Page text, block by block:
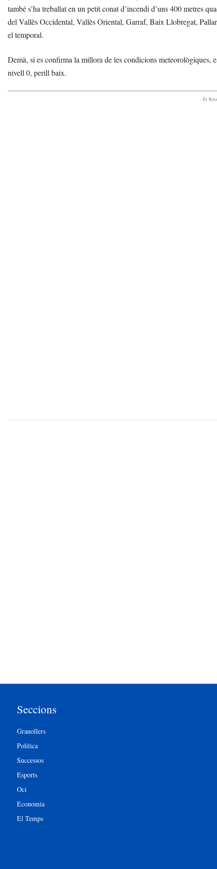
també s’ha treballat en un petit conat d’incendi d’uns 400 metres
del Vallès Occidental, Vallès Oriental, Garraf, Baix Llobregat,
el temporal.
Demà, si es confirma la millora de les condicions meteorològiques,
nivell 0, perill baix.
- Et
Seccions
Granollers
Política
Successos
Esports
Oci
Economia
El Temps